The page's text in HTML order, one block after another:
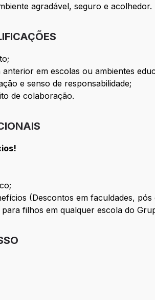
agradável, seguro e acolhedor.
anterior em escolas ou ambientes
e senso de responsabilidade;
de colaboração.
(Descontos em faculdades,
para filhos em qualquer escola do